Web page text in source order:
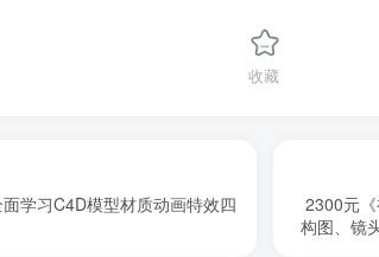
收藏
学习C4D模型材质动画特效四
2300元
构图、镜